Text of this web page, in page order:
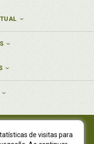
0001-19
de visitas para